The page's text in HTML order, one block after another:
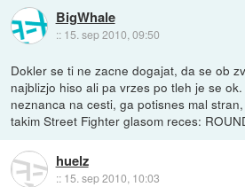
BigWhale
:: 15. sep 2010, 09:50
Dokler se ti ne zacne dogajat, da se ob
najblizjo hiso ali pa vrzes po tleh je se
neznanca na cesti, ga potisnes mal
takim Street Fighter glasom reces:
huelz
:: 15. sep 2010, 10:03